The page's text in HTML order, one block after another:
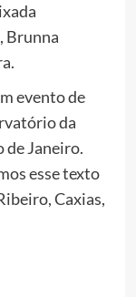
Brunna
evento de
da
de Janeiro.
esse texto
Caxias,